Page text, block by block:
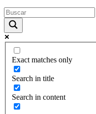
Exact matches only
Search in title
Search in content